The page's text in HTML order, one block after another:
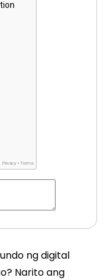
ng digital
Narito ang